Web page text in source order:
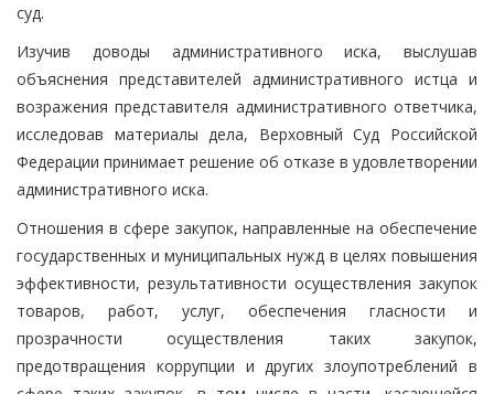
суд.
Изучив доводы административного иска, выслушав
объяснения представителей административного истца и
возражения представителя административного ответчика,
исследовав материалы дела, Верховный Суд Российской
Федерации принимает решение об отказе в удовлетворении
административного иска.
Отношения в сфере закупок, направленные на обеспечение
государственных и муниципальных нужд в целях повышения
эффективности, результативности осуществления закупок
товаров, работ, услуг, обеспечения гласности и
прозрачности осуществления таких закупок,
предотвращения коррупции и других злоупотреблений в